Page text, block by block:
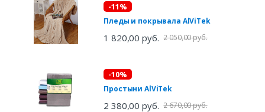
-11%
Пледы и покрывала AlViTek
1 820,00 руб. 2 050,00 руб.
-10%
Простыни AlViTek
2 380,00 руб. 2 670,00 руб.